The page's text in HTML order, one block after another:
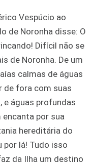
Vespúcio ao
de Noronha disse: O
Difícil não se
de Noronha. De um
calmas de águas
de fora com suas
e águas profundas
por sua
hereditária do
por lá! Tudo isso
da Ilha um destino